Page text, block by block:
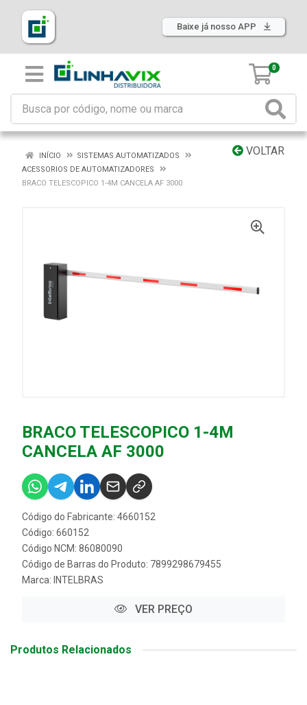
Baixe já nosso APP
0
VOLTAR
INÍCIO
SISTEMAS AUTOMATIZADOS
ACESSORIOS DE AUTOMATIZADORES
BRACO TELESCOPICO 1-4M CANCELA AF 3000
BRACO TELESCOPICO 1-4M
CANCELA AF 3000
Código do Fabricante: 4660152
Código: 660152
Código NCM: 86080090
Código de Barras do Produto: 7899298679455
Marca: INTELBRAS
VER PREÇO
Produtos Relacionados